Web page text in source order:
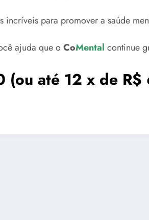
incríveis para promover a saúde
ajuda que oCoMental continue
(ou até 12 x de R$